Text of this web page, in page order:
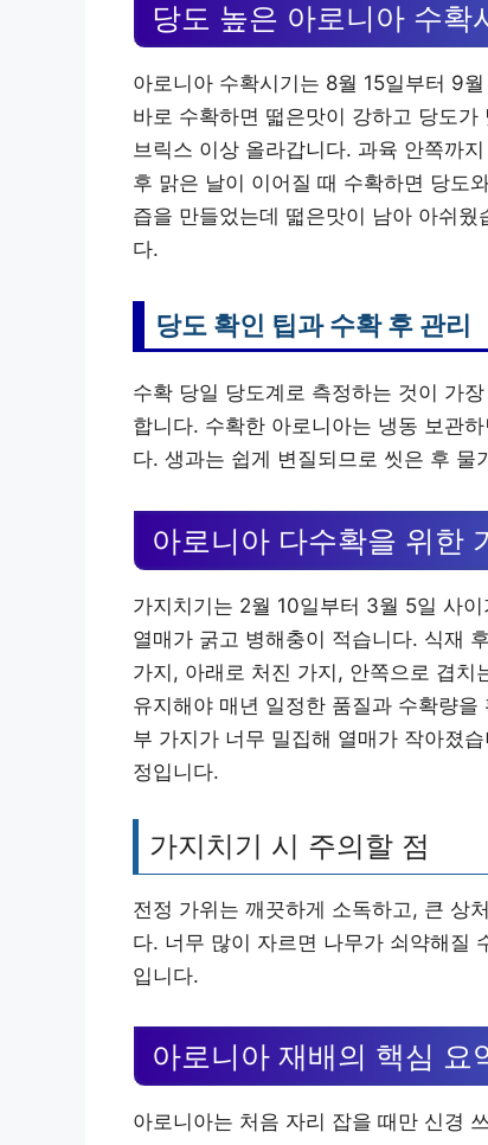
당도 높은 아로니아 수확
아로니아 수확시기는 8월 15일부터 9
바로 수확하면 떫은맛이 강하고 당도
브릭스 이상 올라갑니다. 과육 안쪽까
후 맑은 날이 이어질 때 수확하면 당도
즙을 만들었는데 떫은맛이 남아 아쉬
다.
당도 확인 팁과 수확 후 관리
수확 당일 당도계로 측정하는 것이 가
합니다. 수확한 아로니아는 냉동 보관
다. 생과는 쉽게 변질되므로 씻은 후
아로니아 다수확을 위한
가지치기는 2월 10일부터 3월 5일 사
열매가 굵고 병해충이 적습니다. 식재
가지, 아래로 처진 가지, 안쪽으로 겹치
유지해야 매년 일정한 품질과 수확량
부 가지가 너무 밀집해 열매가 작아졌
정입니다.
가지치기 시 주의할 점
전정 가위는 깨끗하게 소독하고, 큰 상
다. 너무 많이 자르면 나무가 쇠약해질
입니다.
아로니아 재배의 핵심 요
아로니아는 처음 자리 잡을 때만 신경